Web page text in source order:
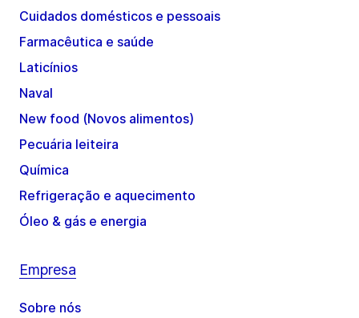
Cuidados domésticos e pessoais
Farmacêutica e saúde
Laticínios
Naval
New food (Novos alimentos)
Pecuária leiteira
Química
Refrigeração e aquecimento
Óleo & gás e energia
Empresa
Sobre nós